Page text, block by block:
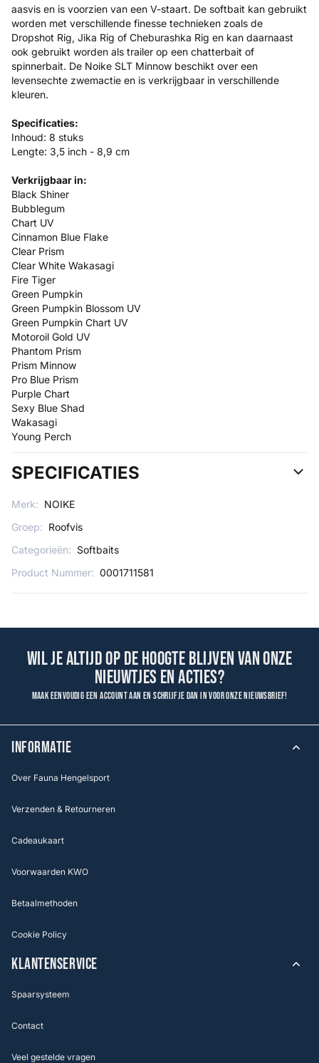
aasvis en is voorzien van een V-staart. De softbait kan gebruikt
worden met verschillende finesse technieken zoals de
Dropshot Rig, Jika Rig of Cheburashka Rig en kan daarnaast
ook gebruikt worden als trailer op een chatterbait of
spinnerbait. De Noike SLT Minnow beschikt over een
levensechte zwemactie en is verkrijgbaar in verschillende
kleuren.
Specificaties:
Inhoud: 8 stuks
Lengte: 3,5 inch - 8,9 cm
Verkrijgbaar in:
Black Shiner
Bubblegum
Chart UV
Cinnamon Blue Flake
Clear Prism
Clear White Wakasagi
Fire Tiger
Green Pumpkin
Green Pumpkin Blossom UV
Green Pumpkin Chart UV
Motoroil Gold UV
Phantom Prism
Prism Minnow
Pro Blue Prism
Purple Chart
Sexy Blue Shad
Wakasagi
Young Perch
SPECIFICATIES
Merk: NOIKE
Groep: Roofvis
Categorieën: Softbaits
Product Nummer: 0001711581
Wil je altijd op de hoogte blijven van onze
nieuwtjes en acties?
Maak eenvoudig een account aan en schrijf je dan in voor onze nieuwsbrief!
INFORMATIE
Over Fauna Hengelsport
Verzenden & Retourneren
Cadeaukaart
Voorwaarden KWO
Betaalmethoden
Cookie Policy
KLANTENSERVICE
Spaarsysteem
Contact
Veel gestelde vragen